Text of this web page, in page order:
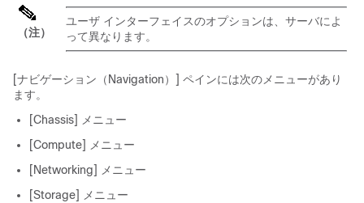
（注）
ユーザ インターフェイスのオプションは、サーバによ
って異なります。
[ナビゲーション（Navigation）] ペインには次のメニューがあり
ます。
[Chassis]
メニュー
[Compute]
メニュー
[Networking]
メニュー
[Storage]
メニュー